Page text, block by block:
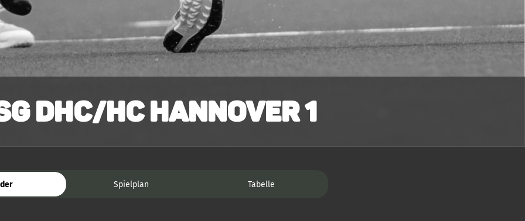
DHC/HC Hannover 1
Spielplan Tabelle